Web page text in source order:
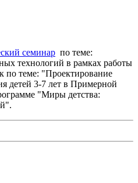
семинар по теме:
технологий в рамках работы
по теме: "Проектирование
детей 3-7 лет в Примерной
"Миры детства: